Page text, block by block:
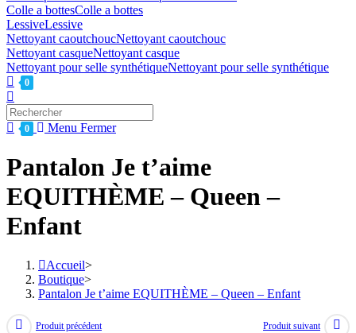
Colle a bottesColle a bottes
LessiveLessive
Nettoyant caoutchoucNettoyant caoutchouc
Nettoyant casqueNettoyant casque
Nettoyant pour selle synthétiqueNettoyant pour selle synthétique
0
Toggle
website
search
Escape
the
panel.
0 Menu Fermer
Pantalon Je t’aime
EQUITHÈME – Queen –
Enfant
Accueil>
Boutique>
Pantalon Je t’aime EQUITHÈME – Queen – Enfant
Produit précédent Produit suivant